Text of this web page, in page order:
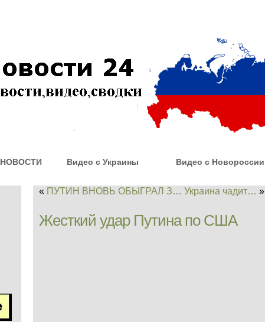
НОВОСТИ Видео с Украины Видео с Новороссии
« ПУТИН ВНОВЬ ОБЫГРАЛ З… Украина чадит… »
Жесткий удар Путина по США